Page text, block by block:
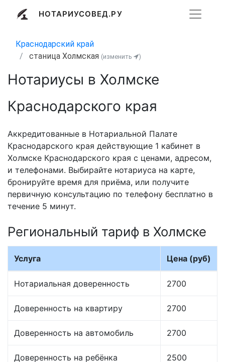
НОТАРИУСОВЕД.РУ
Краснодарский край
станица Холмская (изменить )
Нотариусы в Холмске
Краснодарского края
Аккредитованные в Нотариальной Палате
Краснодарского края действующие 1 кабинет в
Холмске Краснодарского края с ценами, адресом,
и телефонами. Выбирайте нотариуса на карте,
бронируйте время для приёма, или получите
первичную консультацию по телефону бесплатно в
течение 5 минут.
Региональный тариф в Холмске
Услуга Цена (руб)
Нотариальная доверенность 2700
Доверенность на квартиру 2700
Доверенность на автомобиль 2700
Доверенность на ребёнка 2500